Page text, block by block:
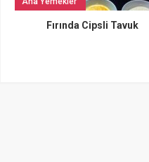
Fırında Cipsli Tavuk